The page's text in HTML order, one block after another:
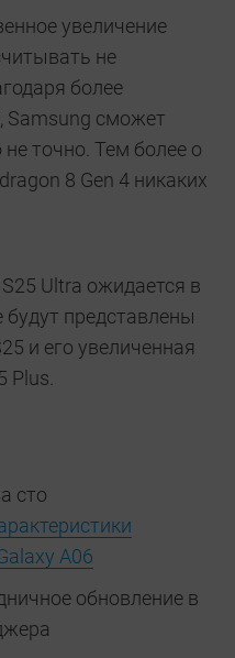
увеличение
не
более
Samsung сможет
точно. Тем более о
8 Gen 4 никаких
Ultra ожидается в
будут представлены
и его увеличенная
Plus.
сто
A06
обновление в